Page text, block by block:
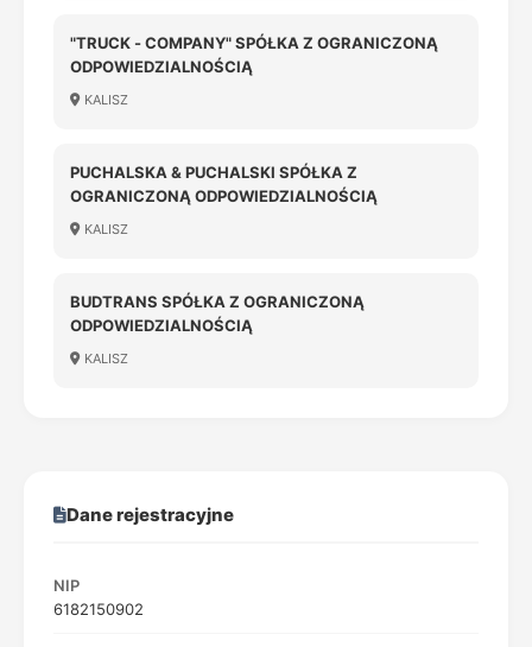
"TRUCK - COMPANY" SPÓŁKA Z OGRANICZONĄ
ODPOWIEDZIALNOŚCIĄ
KALISZ
PUCHALSKA & PUCHALSKI SPÓŁKA Z
OGRANICZONĄ ODPOWIEDZIALNOŚCIĄ
KALISZ
BUDTRANS SPÓŁKA Z OGRANICZONĄ
ODPOWIEDZIALNOŚCIĄ
KALISZ
Dane rejestracyjne
NIP
6182150902